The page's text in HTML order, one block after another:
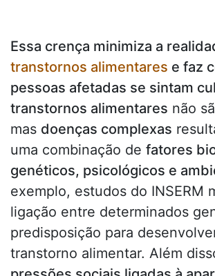
Essa crença minimiza a
transtornos alimentares e faz
pessoas afetadas se sintam
transtornos alimentares não
mas doenças complexas
uma combinação de fatores
genéticos, psicológicos e
exemplo, estudos do INSERM
ligação entre determinados
predisposição para
transtorno alimentar. Além